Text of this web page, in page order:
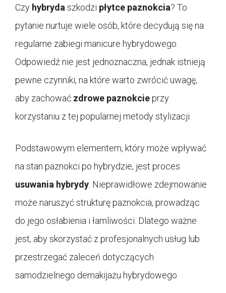
Czy hybryda szkodzi płytce paznokcia? To
pytanie nurtuje wiele osób, które decydują się na
regularne zabiegi manicure hybrydowego.
Odpowiedź nie jest jednoznaczna, jednak istnieją
pewne czynniki, na które warto zwrócić uwagę,
aby zachować zdrowe paznokcieprzy
korzystaniu z tej popularnej metody stylizacji.
Podstawowym elementem, który może wpływać
na stan paznokci po hybrydzie, jest proces
usuwania hybrydy . Nieprawidłowe zdejmowanie
może naruszyć strukturę paznokcia, prowadząc
do jego osłabienia i łamliwości. Dlatego ważne
jest, aby skorzystać z profesjonalnych usług lub
przestrzegać zaleceń dotyczących
samodzielnego demakijażu hybrydowego.